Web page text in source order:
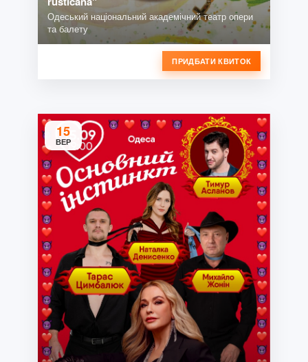
Одеський національний академічний театр опери
та балету
ПРИДБАТИ КВИТОК
15
ВЕР